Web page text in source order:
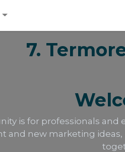
7.
is for professionals and
and new marketing